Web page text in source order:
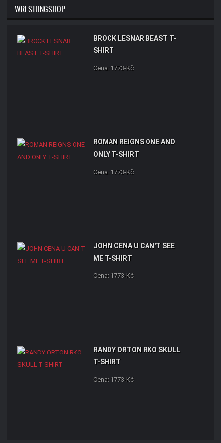
WRESTLINGSHOP
BROCK LESNAR BEAST T-
SHIRT
Cena: 1773-Kč
ROMAN REIGNS ONE AND
ONLY T-SHIRT
Cena: 1773-Kč
JOHN CENA U CAN'T SEE
ME T-SHIRT
Cena: 1773-Kč
RANDY ORTON RKO SKULL
T-SHIRT
Cena: 1773-Kč